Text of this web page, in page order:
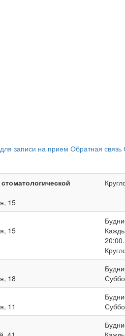
записи на прием Обратная связь
15
15
20:00.
18
11